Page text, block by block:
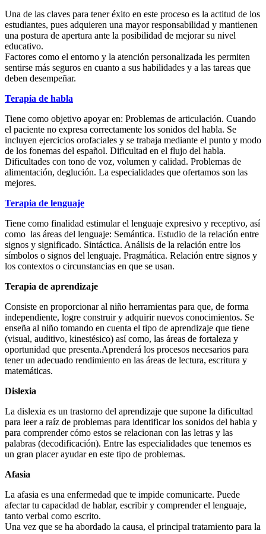
Una de las claves para tener éxito en este proceso es la actitud de los
estudiantes, pues adquieren una mayor responsabilidad y mantienen
una postura de apertura ante la posibilidad de mejorar su nivel
educativo.
Factores como el entorno y la atención personalizada les permiten
sentirse más seguros en cuanto a sus habilidades y a las tareas que
deben desempeñar.
Terapia de habla
Tiene como objetivo apoyar en:​ Problemas de articulación. Cuando
el paciente no expresa correctamente los sonidos del habla. Se
incluyen ejercicios orofaciales y se trabaja mediante el punto y modo
de los fonemas del español. ​Dificultad en el flujo del habla. ​
Dificultades con tono de voz, volumen y calidad.​ Problemas de
alimentación, deglución. La especialidades que ofertamos son las
mejores. ​​
Terapia de lenguaje
Tiene como finalidad estimular el lenguaje expresivo y receptivo, así
como las áreas del lenguaje: ​Semántica. Estudio de la relación entre
signos y significado. ​Sintáctica. Análisis de la relación entre los
símbolos o signos del lenguaje.​ Pragmática. Relación entre signos y
los contextos o circunstancias en que se usan.​​
Terapia de aprendizaje
Consiste en proporcionar al niño herramientas para que, de forma
independiente, logre construir y adquirir nuevos conocimientos. ​Se
enseña al niño tomando en cuenta el tipo de aprendizaje que tiene
(visual, auditivo, kinestésico) así como, las áreas de fortaleza y
oportunidad que presenta.​Aprenderá los procesos necesarios para
tener un adecuado rendimiento en las áreas de lectura, escritura y
matemáticas. ​
Dislexia
La dislexia es un trastorno del aprendizaje que supone la dificultad
para leer a raíz de problemas para identificar los sonidos del habla y
para comprender cómo estos se relacionan con las letras y las
palabras (decodificación). Entre las especialidades que tenemos es
un gran placer ayudar en este tipo de problemas.
Afasia
La afasia es una enfermedad que te impide comunicarte. Puede
afectar tu capacidad de hablar, escribir y comprender el lenguaje,
tanto verbal como escrito.
Una vez que se ha abordado la causa, el principal tratamiento para la